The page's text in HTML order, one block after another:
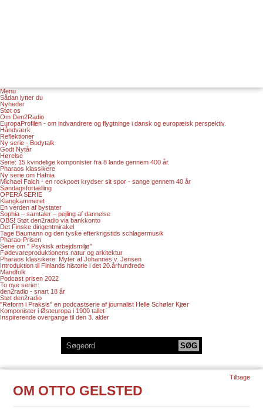
Menu
Sådan lytter du
Nyheder
Støt os
Om Den2Radio
EuropaProfilen - om indvandrere og flygtninge i dansk og europæisk perspektiv.
Håndværk
Reflektioner
Ny serie - Bodytalk
Godt Nytår
Hørelse
Serie: 15 kvindelige komponister fra 8 lande gennem 400 år.
Pharaos klassikere
Ny serie om Hafnia
Michael Falch - en rockpoet krydser sit spor - sange gennem 40 år
Søndagsfortælling
OPERA SERIE
Klangkammeret
En verden af bystater
Sophia – samtaler – pejling af dannelse
OBS! Støt den2radio via bankkonto
Det Finske dirigentmirakel
Tage Baumann og den tyske efterkrigstids schlagermusik
Pharao-Prisen
Serie om " Psykisk arbejdsmiljø"
Fødevareproduktionens natur og arkitektur
Pharaos klassikere: Myter af Johannes v. Jensen
Introduktion til Finlands historie i det 20.århundrede
Mandfolk
Podcast prisen 2022
To nye serier:
den2radio - snart 18 år
Støt den2radio
"Reform i Praksis" en podcastserie af journalist Helle Schøler Kjær
Komponister i Østeuropa i 1900 tallet
Inspirerende overgange til den 3. alder
OM OTTO GELSTED
Tilbage